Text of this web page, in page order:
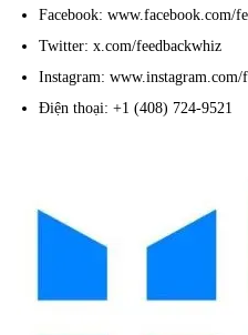
Facebook: www.facebook.com/
Twitter: x.com/feedbackwhiz
Instagram: www.instagram.com/
Điện thoại: +1 (408) 724-9521